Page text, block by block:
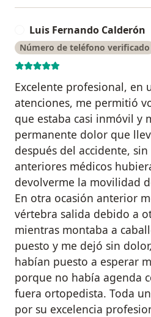
Luis Fernando Calderón
Número de teléfono verificado
Excelente profesional, en
atenciones, me permitió
que estaba casi inmóvil y
permanente dolor que
después del accidente,
anteriores médicos
devolverme la movilidad
En otra ocasión anterior
vértebra salida debido a
mientras montaba a
puesto y me dejó sin
habían puesto a esperar
porque no había agenda
fuera ortopedista. Toda
por su excelencia